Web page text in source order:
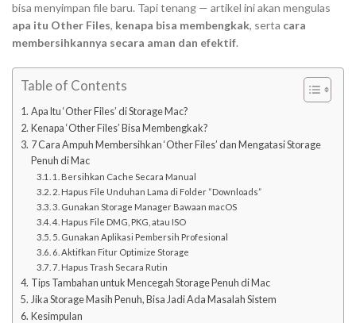
bisa menyimpan file baru. Tapi tenang — artikel ini akan mengulas
apa itu Other Files, kenapa bisa membengkak, serta cara
membersihkannya secara aman dan efektif.
Table of Contents
Apa Itu ‘Other Files’ di Storage Mac?
Kenapa ‘Other Files’ Bisa Membengkak?
7 Cara Ampuh Membersihkan ‘Other Files’ dan Mengatasi Storage
Penuh di Mac
1. Bersihkan Cache Secara Manual
2. Hapus File Unduhan Lama di Folder “Downloads”
3. Gunakan Storage Manager Bawaan macOS
4. Hapus File DMG, PKG, atau ISO
5. Gunakan Aplikasi Pembersih Profesional
6. Aktifkan Fitur Optimize Storage
7. Hapus Trash Secara Rutin
Tips Tambahan untuk Mencegah Storage Penuh di Mac
Jika Storage Masih Penuh, Bisa Jadi Ada Masalah Sistem
Kesimpulan